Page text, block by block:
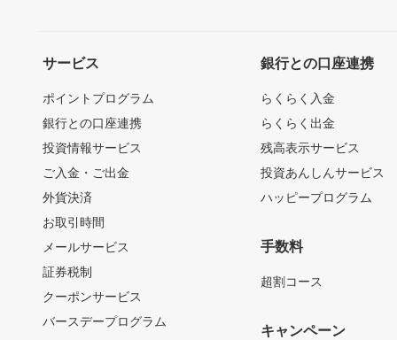
サービス
ポイントプログラム
銀行との口座連携
投資情報サービス
ご入金・ご出金
外貨決済
お取引時間
メールサービス
証券税制
クーポンサービス
バースデープログラム
銀行との口座連携
らくらく入金
らくらく出金
残高表示サービス
投資あんしんサービス
ハッピープログラム
手数料
超割コース
キャンペーン